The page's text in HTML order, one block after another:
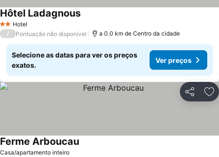
2 Estrelas
Hotel
Hôtel Ladagnous
/ Pontuação não disponível a 0.0 km de Centro da cidade
Selecione as datas para ver os preços
exatos.
Ver preços
Partilhar
Casa/apartamento inteiro
Ferme Arboucau